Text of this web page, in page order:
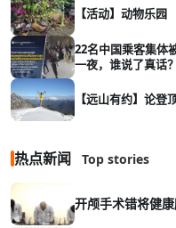
【活动】动物乐园
22名中国乘客集
一夜，谁说了真话？
【远山有约】论
热点新闻 Top stories
开颅手术错将健